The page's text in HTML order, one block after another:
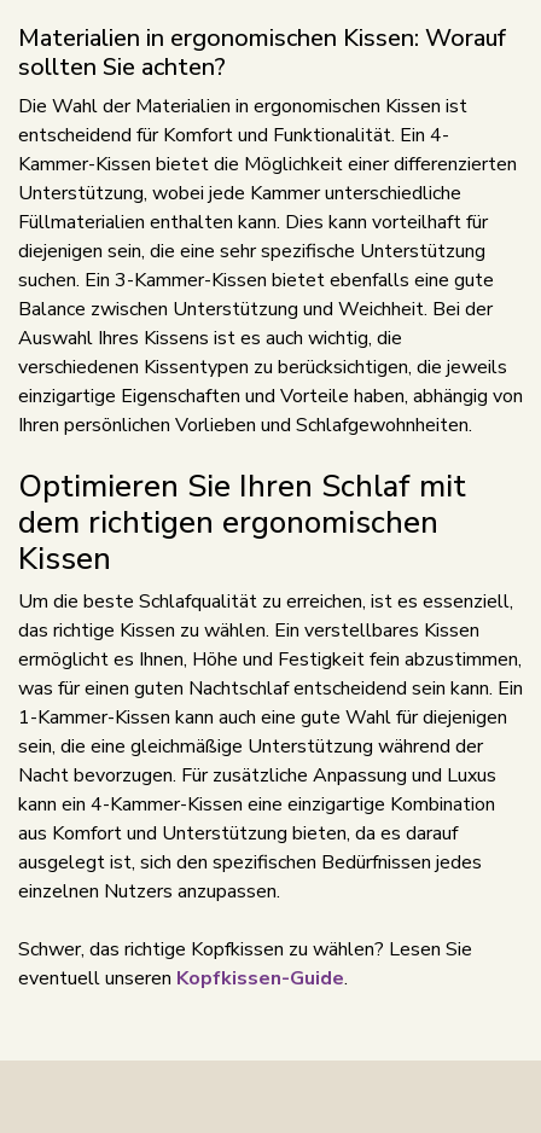
Materialien in ergonomischen Kissen: Worauf
sollten Sie achten?
Die Wahl der Materialien in ergonomischen Kissen ist
entscheidend für Komfort und Funktionalität. Ein 4-
Kammer-Kissen bietet die Möglichkeit einer differenzierten
Unterstützung, wobei jede Kammer unterschiedliche
Füllmaterialien enthalten kann. Dies kann vorteilhaft für
diejenigen sein, die eine sehr spezifische Unterstützung
suchen. Ein 3-Kammer-Kissen bietet ebenfalls eine gute
Balance zwischen Unterstützung und Weichheit. Bei der
Auswahl Ihres Kissens ist es auch wichtig, die
verschiedenen Kissentypen zu berücksichtigen, die jeweils
einzigartige Eigenschaften und Vorteile haben, abhängig von
Ihren persönlichen Vorlieben und Schlafgewohnheiten.
Optimieren Sie Ihren Schlaf mit
dem richtigen ergonomischen
Kissen
Um die beste Schlafqualität zu erreichen, ist es essenziell,
das richtige Kissen zu wählen. Ein verstellbares Kissen
ermöglicht es Ihnen, Höhe und Festigkeit fein abzustimmen,
was für einen guten Nachtschlaf entscheidend sein kann. Ein
1-Kammer-Kissen kann auch eine gute Wahl für diejenigen
sein, die eine gleichmäßige Unterstützung während der
Nacht bevorzugen. Für zusätzliche Anpassung und Luxus
kann ein 4-Kammer-Kissen eine einzigartige Kombination
aus Komfort und Unterstützung bieten, da es darauf
ausgelegt ist, sich den spezifischen Bedürfnissen jedes
einzelnen Nutzers anzupassen.
Schwer, das richtige Kopfkissen zu wählen? Lesen Sie
eventuell unseren Kopfkissen-Guide.